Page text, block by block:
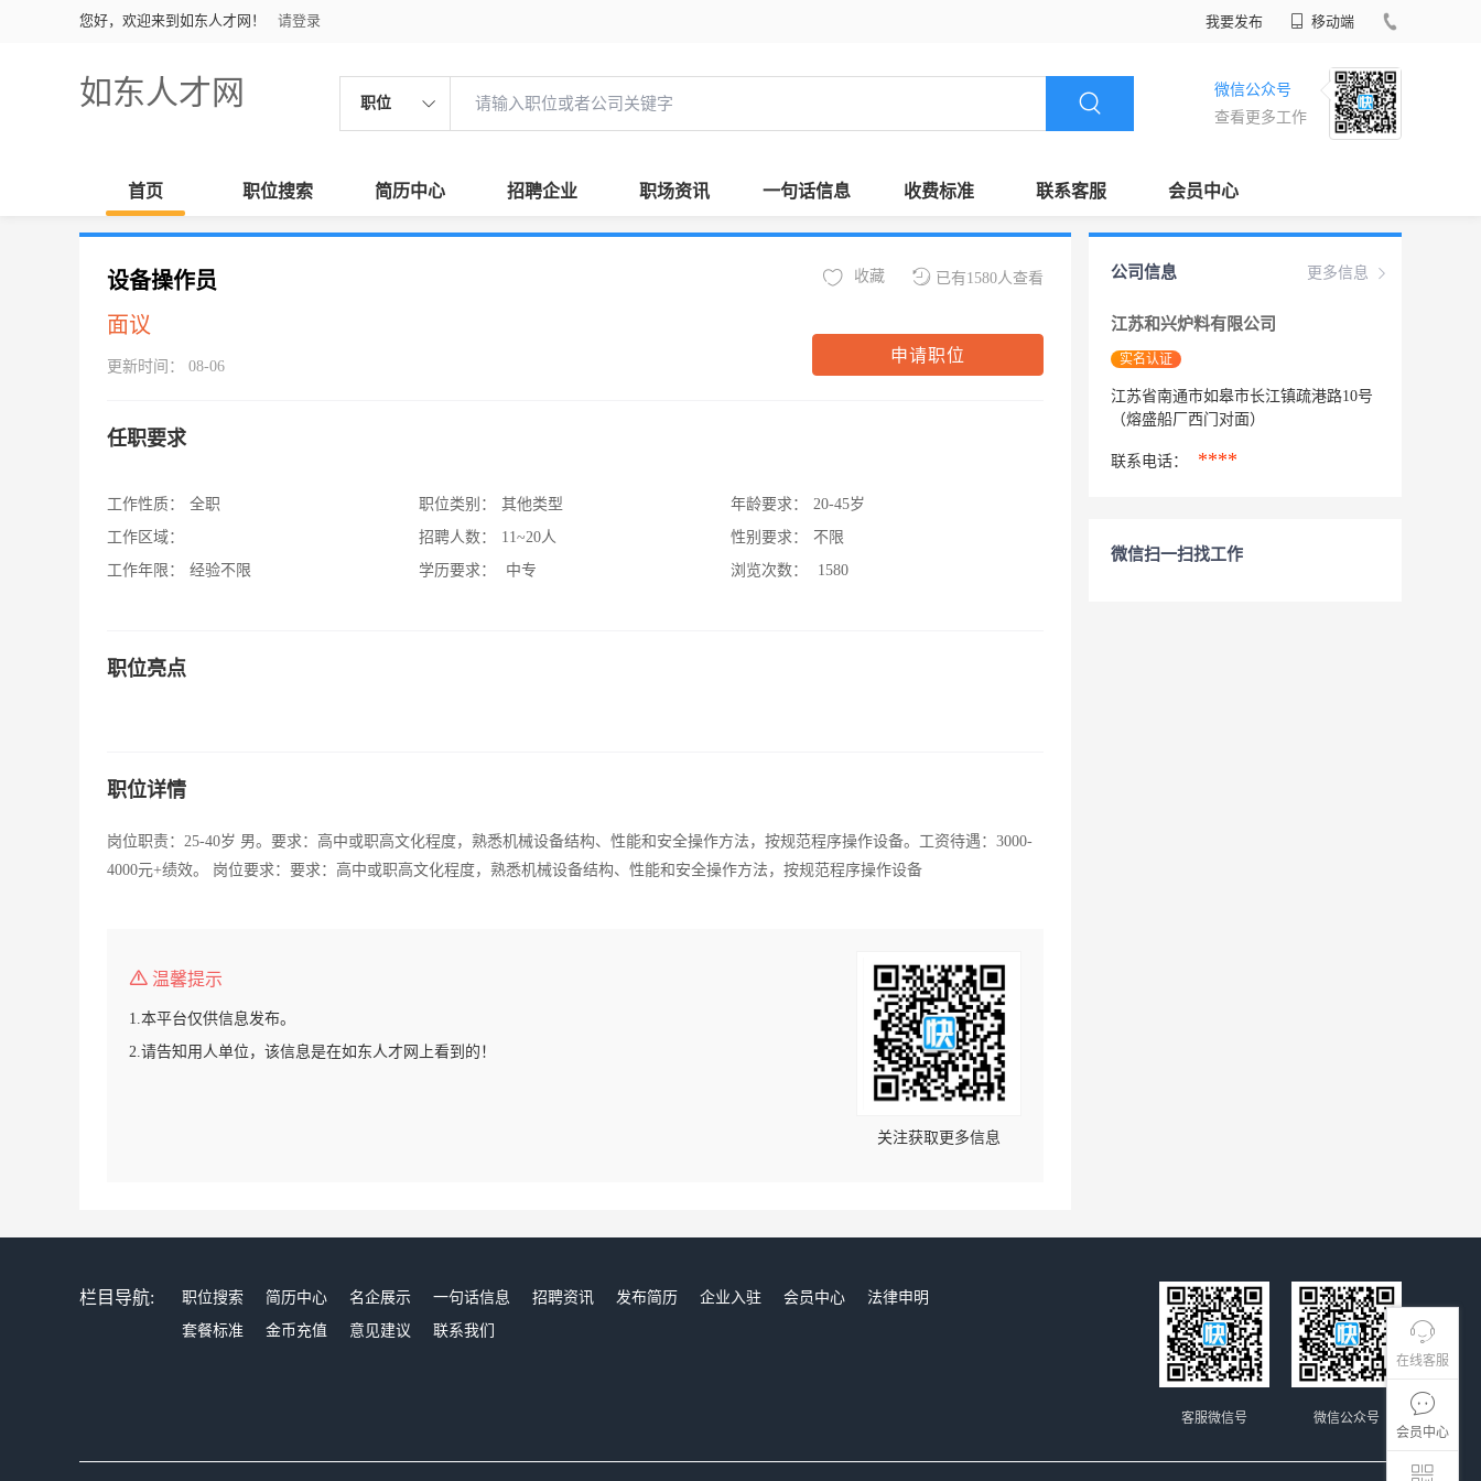
您好，欢迎来到如东人才网！ 请登录 我要发布 移动端
如东人才网 职位
微信公众号
查看更多工作
首页 职位搜索 简历中心 招聘企业 职场资讯 一句话信息 收费标准 联系客服 会员中心
在线客服
会员中心
设备操作员
面议
更新时间： 08-06
已有1580人查看
收藏
申请职位
任职要求
工作性质：
全职
工作区域：
工作年限：
经验不限
职位类别：
其他类型
招聘人数：
11~20人
学历要求：
中专
年龄要求：
20-45岁
性别要求：
不限
浏览次数：
1580
职位亮点
职位详情
岗位职责：25-40岁 男。要求：高中或职高文化程度，熟悉机械设备结构、性能和安全操作方法，按规范程序操作设备。工资待遇：3000-
4000元+绩效。 岗位要求：要求：高中或职高文化程度，熟悉机械设备结构、性能和安全操作方法，按规范程序操作设备
温馨提示
1.本平台仅供信息发布。
2.请告知用人单位，该信息是在如东人才网上看到的！
关注获取更多信息
更多信息
公司信息
江苏和兴炉料有限公司
实名认证
江苏省南通市如皋市长江镇疏港路10号
（熔盛船厂西门对面）
联系电话： ****
微信扫一扫找工作
栏目导航: 职位搜索 简历中心 名企展示 一句话信息 招聘资讯 发布简历 企业入驻 会员中心
法律申明
套餐标准
金币充值 意见建议 联系我们
微信公众号
客服微信号